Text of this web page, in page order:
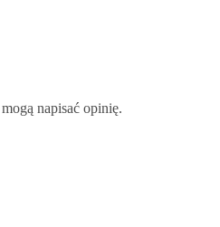
napisać opinię.